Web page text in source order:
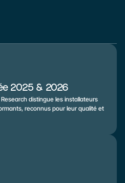
2025 & 2026
Research distingue les installateurs
reconnus pour leur qualité et